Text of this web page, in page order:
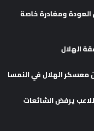
العودة ومغادرة خاصة
الهلال
معسكر الهلال في النمسا
يرفض الشائعات